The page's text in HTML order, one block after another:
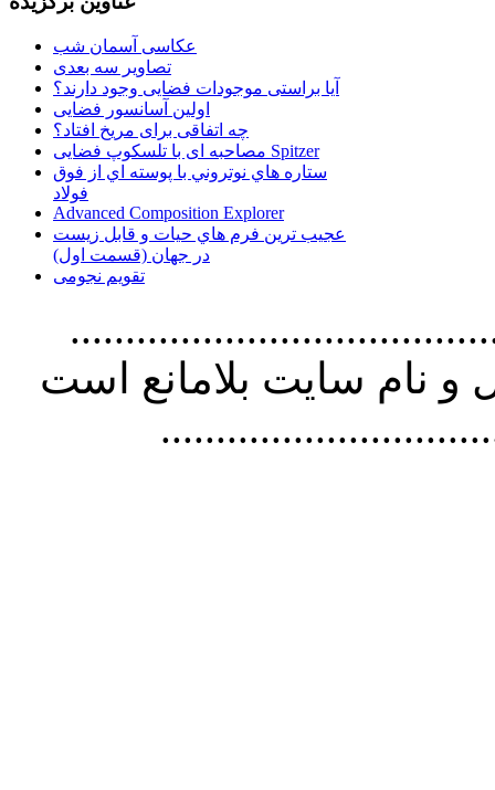
عکاسی آسمان شب
تصاویر سه بعدی
آیا براستی موجودات فضایی وجود دارند؟
اولین آسانسور فضایی
چه اتفاقی برای مریخ افتاد؟
مصاحبه ای با تلسکوپ فضایی Spitzer
ستاره هاي نوتروني با پوسته اي از فوق
فولاد
Advanced Composition Explorer
عجیب ترین فرم هاي حيات و قابل زيست
در جهان (قسمت اول)
تقویم نجومی
استفاده از
نام سايت بلامانع است